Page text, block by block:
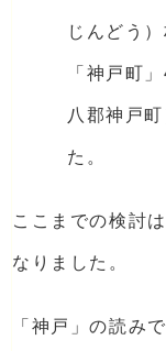
じんどう
「神戸町
八郡神戸
た。
ここまでの検討
なりました。
「神戸」の読み